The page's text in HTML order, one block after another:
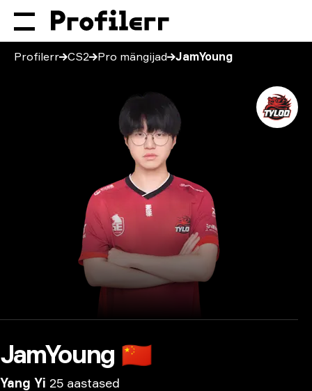
Profilerr CS2 Pro mängijad JamYoung
JamYoung 🇨🇳
Yang Yi 25 aastased